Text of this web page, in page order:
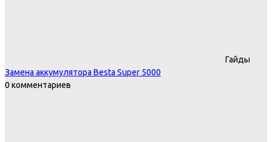
Гайды
Замена аккумулятора Besta Super 5000
0 комментариев